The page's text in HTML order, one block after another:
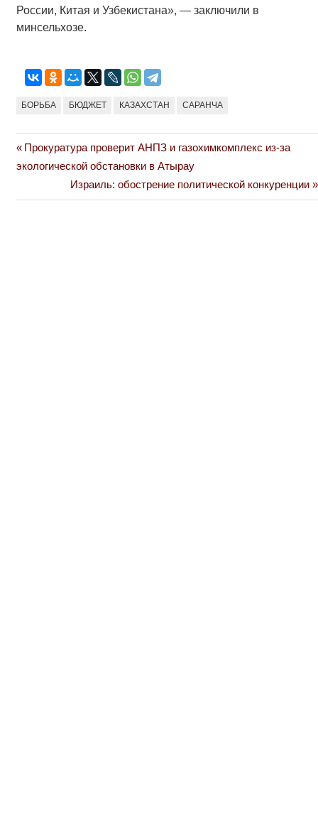
России, Китая и Узбекистана», — заключили в
минсельхозе.
БОРЬБА БЮДЖЕТ КАЗАХСТАН САРАНЧА
Навигация
Previous
Post:
Прокуратура проверит АНПЗ и газохимкомплекс из-за
экологической обстановки в Атырау
Next
Post:
Израиль: обострение политической конкуренции